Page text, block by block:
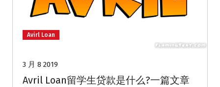
Avirl Loan
3 月 8 2019
Avril Loan留学生贷款是什么?一篇文章